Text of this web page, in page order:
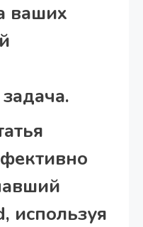
ваших
используя